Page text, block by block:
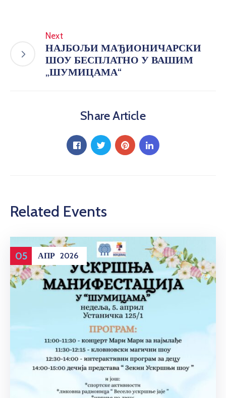
Next
НАЈБОЉИ МАЂИОНИЧАРСКИ
ШОУ БЕСПЛАТНО У ВАШИМ
„ШУМИЦАМА“
Share Article
Related Events
05 АПР 2026